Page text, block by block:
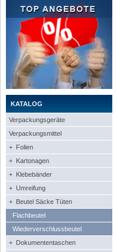
KATALOG
Verpackungsgeräte
Verpackungsmittel
+ Folien
+ Kartonagen
+ Klebebänder
+ Umreifung
+ Beutel Säcke Tüten
Flachbeutel
Wiederverschlussbeutel
+ Dokumententaschen